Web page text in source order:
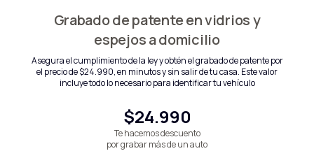
Grabado de patente en vidrios y
espejos a domicilio
Asegura el cumplimiento de la ley y obtén el grabado de patente por
el precio de$24.990, en minutos y sin salir de tu casa. Este valor
incluye todo lo necesario para identificar tu vehículo
$24.990
Te hacemos descuento
por grabar más de un auto